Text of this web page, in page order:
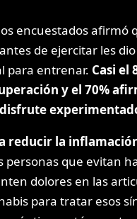
encuestados afirmó
de ejercitar les
para entrenar. Casi el
y el 70%
reducir la
personas que evitan
dolores en las
para tratar esos